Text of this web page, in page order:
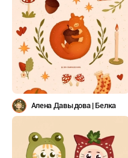
Алена Давыдова | Белка